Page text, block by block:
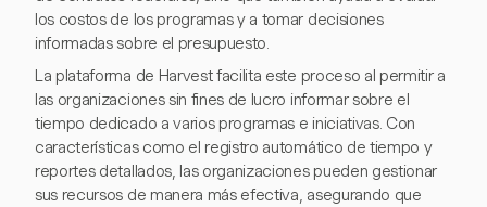
los costos de los programas y a tomar decisiones
informadas sobre el presupuesto.
La plataforma de Harvest facilita este proceso al permitir a
las organizaciones sin fines de lucro informar sobre el
tiempo dedicado a varios programas e iniciativas. Con
características como el registro automático de tiempo y
reportes detallados, las organizaciones pueden gestionar
sus recursos de manera más efectiva, asegurando que